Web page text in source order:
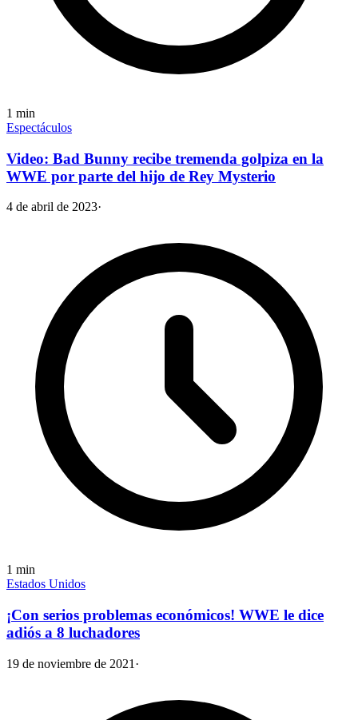
1 min
Espectáculos
Video: Bad Bunny recibe tremenda golpiza en la
WWE por parte del hijo de Rey Mysterio
4 de abril de 2023·
1 min
Estados Unidos
¡Con serios problemas económicos! WWE le dice
adiós a 8 luchadores
19 de noviembre de 2021 ·